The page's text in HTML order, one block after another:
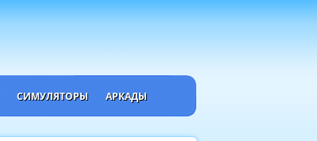
СИМУЛЯТОРЫ АРКАДЫ